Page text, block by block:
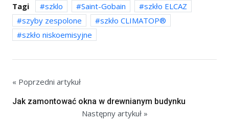
Tagi szklo Saint-Gobain
szkło ELCAZ
szyby zespolone
szkło CLIMATOP®
szkło niskoemisyjne
« Poprzedni artykuł
Jak zamontować okna w drewnianym budynku
Następny artykuł »